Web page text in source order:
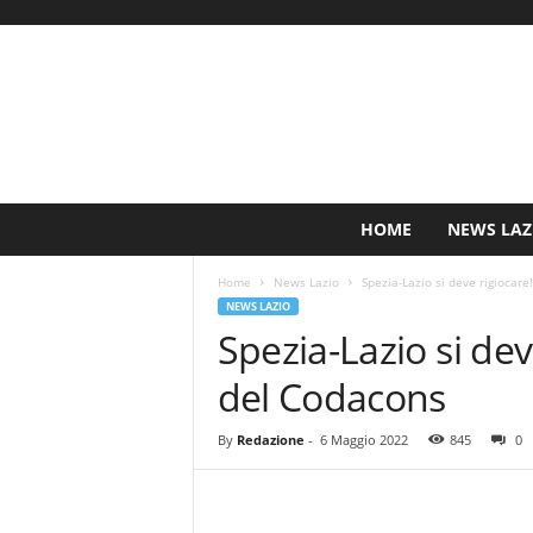
HOME NEWS
Home News Lazio Spezia-Lazio si deve
NEWS LAZIO
Spezia-Lazio si
del Codacons
By Redazione - 6 Maggio 2022 845 0